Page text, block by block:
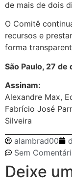
de mais de dois
O Comitê
recursos e
forma
São Paulo, 27
Assinam:
Alexandre Max,
Fabrício José
Silveira
alambrad00
Sem
Deixe